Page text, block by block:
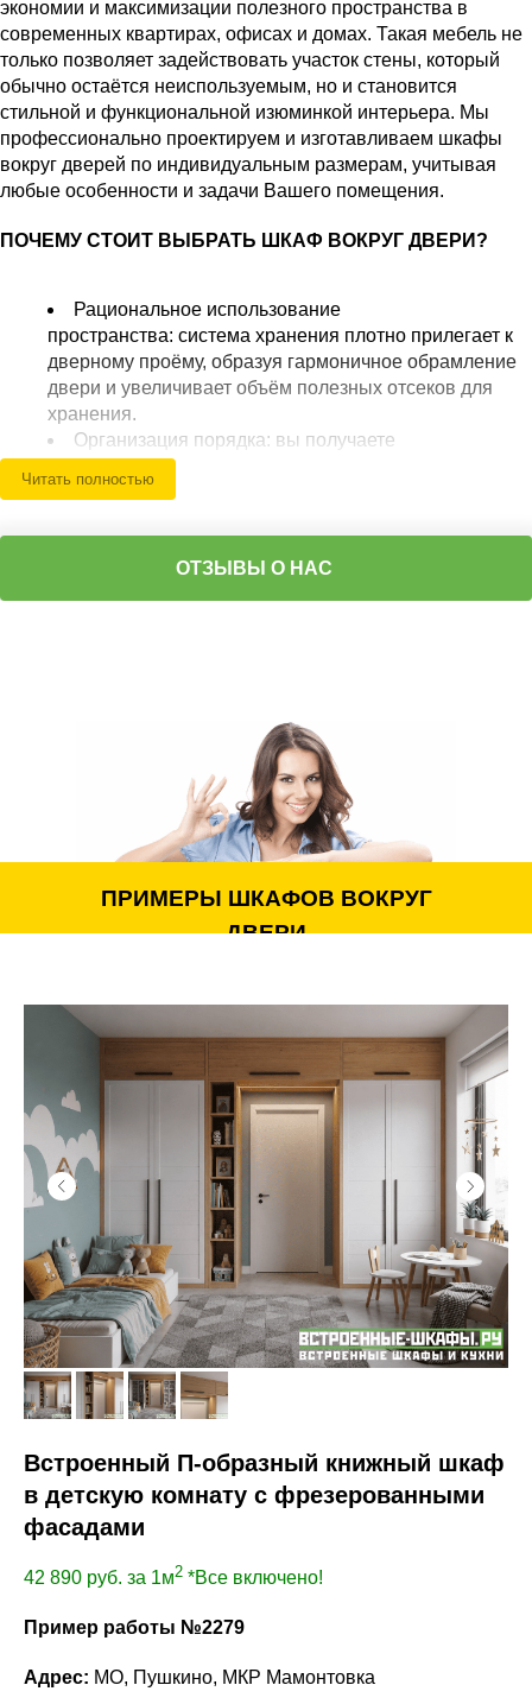
экономии и максимизации полезного пространства в
современных квартирах, офисах и домах. Такая мебель не
только позволяет задействовать участок стены, который
обычно остаётся неиспользуемым, но и становится
стильной и функциональной изюминкой интерьера. Мы
профессионально проектируем и изготавливаем шкафы
вокруг дверей по индивидуальным размерам, учитывая
любые особенности и задачи Вашего помещения.
ПОЧЕМУ СТОИТ ВЫБРАТЬ ШКАФ ВОКРУГ ДВЕРИ?
Рациональное использование
пространства: система хранения плотно прилегает к
дверному проёму, образуя гармоничное обрамление
двери и увеличивает объём полезных отсеков для
хранения.
Организация порядка: вы получаете
дополнительные полки, ниши и шкафчики для
одежды, обуви, документов, аксессуаров или декора
межкомнатной двери объединяет интерьерные
элементы, формируя единый и законченный образ
скандинавского минимализма.
МАТЕРИАЛЫ И ОТДЕЛКА
Мы предлагаем только современные и долговечные
ЛДСП, МДФ (глянцевые, матовые,
пескоструйный декор
Большой выбор цветов, текстур и конечной отделки
для гармоничного сочетания с интерьером
Качественная итальянская и немецкая фурнитура
ИНДИВИДУАЛЬНОЕ НАПОЛНЕНИЕ И
ФУНКЦИОНАЛЬНОСТЬ
Каждый наш шкаф проектируется строго под ваши задачи:
Удобные ящики и полки для мелочей и документов
Боковые секции для одежды, коробок, текстиля,
канцелярии, сумок и обуви
Верхние антресоли или навесные шкафчики для
сезонных вещей или редко используемых предметов
Органайзеры для аксессуаров, книг, мультимедиа
Подсветка, встроенные розетки, декоративные
ПРЕИМУЩЕСТВА ЗАКАЗА У НАС
экономия для вас
замер на объекте
под стиль и планировку комнаты
Читать полностью
ОТЗЫВЫ О НАС
ПРИМЕРЫ ШКАФОВ ВОКРУГ
ДВЕРИ
Встроенный П-образный книжный шкаф
в детскую комнату с фрезерованными
фасадами
42 890 руб. за 1м2 *Все включено!
Пример работы №2279
Адрес: МО, Пушкино, МКР Мамонтовка